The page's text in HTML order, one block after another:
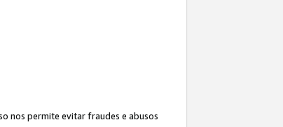
nos permite evitar fraudes e abusos